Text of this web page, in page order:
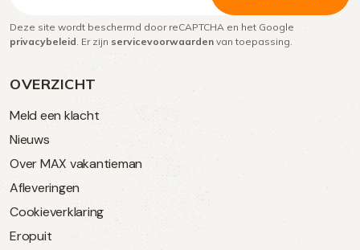
OVERZICHT
Meld een klacht
Nieuws
Over MAX vakantieman
Afleveringen
Cookieverklaring
Eropuit
(Vereist)
Deze site wordt beschermd door reCAPTCHA en het Google
privacybeleid . Er zijn servicevoorwaarden van toepassing.